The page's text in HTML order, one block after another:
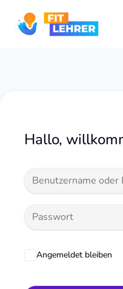
Inhalt
Hallo,
Angemeldet bleiben